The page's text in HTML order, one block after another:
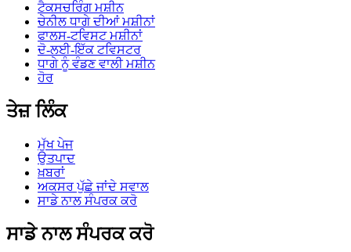
ਟੈਕਸਚਰਿੰਗ ਮਸ਼ੀਨ
ਚੇਨੀਲ ਧਾਗੇ ਦੀਆਂ ਮਸ਼ੀਨਾਂ
ਫਾਲਸ-ਟਵਿਸਟ ਮਸ਼ੀਨਾਂ
ਦੋ-ਲਈ-ਇੱਕ ਟਵਿਸਟਰ
ਧਾਗੇ ਨੂੰ ਵੰਡਣ ਵਾਲੀ ਮਸ਼ੀਨ
ਹੋਰ
ਤੇਜ਼ ਲਿੰਕ
ਮੁੱਖ ਪੇਜ
ਉਤਪਾਦ
ਖ਼ਬਰਾਂ
ਅਕਸਰ ਪੁੱਛੇ ਜਾਂਦੇ ਸਵਾਲ
ਸਾਡੇ ਨਾਲ ਸੰਪਰਕ ਕਰੋ
ਸਾਡੇ ਨਾਲ ਸੰਪਰਕ ਕਰੋ